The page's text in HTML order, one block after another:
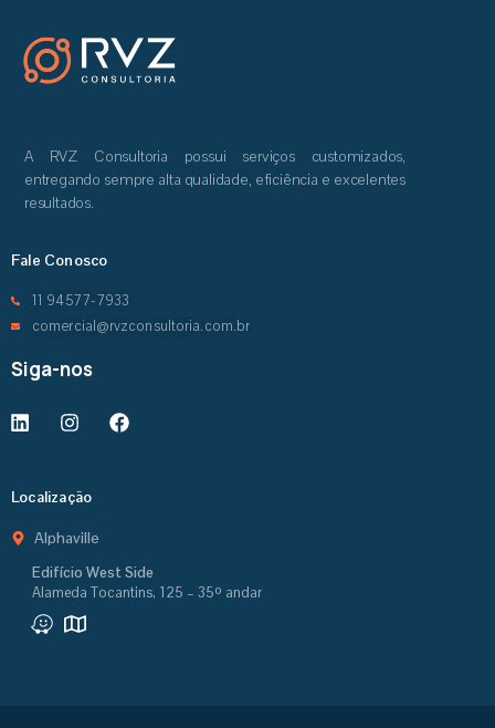
A RVZ Consultoria possui serviços customizados,
entregando sempre alta qualidade, eficiência e excelentes
resultados.
Fale Conosco
11 94577-7933
comercial@rvzconsultoria.com.br
Siga-nos
Localização
Alphaville
Edifício West Side
Alameda Tocantins, 125 – 35º andar